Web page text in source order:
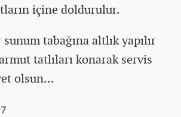
içine doldurulur.
tabağına altlık yapılır
tatlıları konarak servis
olsun...